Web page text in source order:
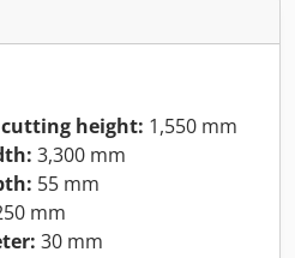
height: 1,550 mm
3,300 mm
55 mm
mm
30 mm